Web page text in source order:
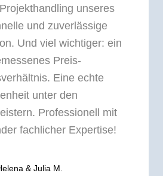
unseres
und zuverlässige
Und viel wichtiger: ein
Preis-
Eine echte
unter den
Professionell mit
fachlicher Expertise!
& Julia M.